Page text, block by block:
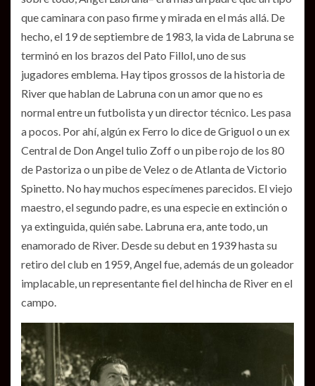
que caminara con paso firme y mirada en el más allá. De
hecho, el 19 de septiembre de 1983, la vida de Labruna se
terminó en los brazos del Pato Fillol, uno de sus
jugadores emblema. Hay tipos grossos de la historia de
River que hablan de Labruna con un amor que no es
normal entre un futbolista y un director técnico. Les pasa
a pocos. Por ahí, algún ex Ferro lo dice de Griguol o un ex
Central de Don Angel tulio Zoff o un pibe rojo de los 80
de Pastoriza o un pibe de Velez o de Atlanta de Victorio
Spinetto. No hay muchos especímenes parecidos. El viejo
maestro, el segundo padre, es una especie en extinción o
ya extinguida, quién sabe. Labruna era, ante todo, un
enamorado de River. Desde su debut en 1939 hasta su
retiro del club en 1959, Angel fue, además de un goleador
implacable, un representante fiel del hincha de River en el
campo.